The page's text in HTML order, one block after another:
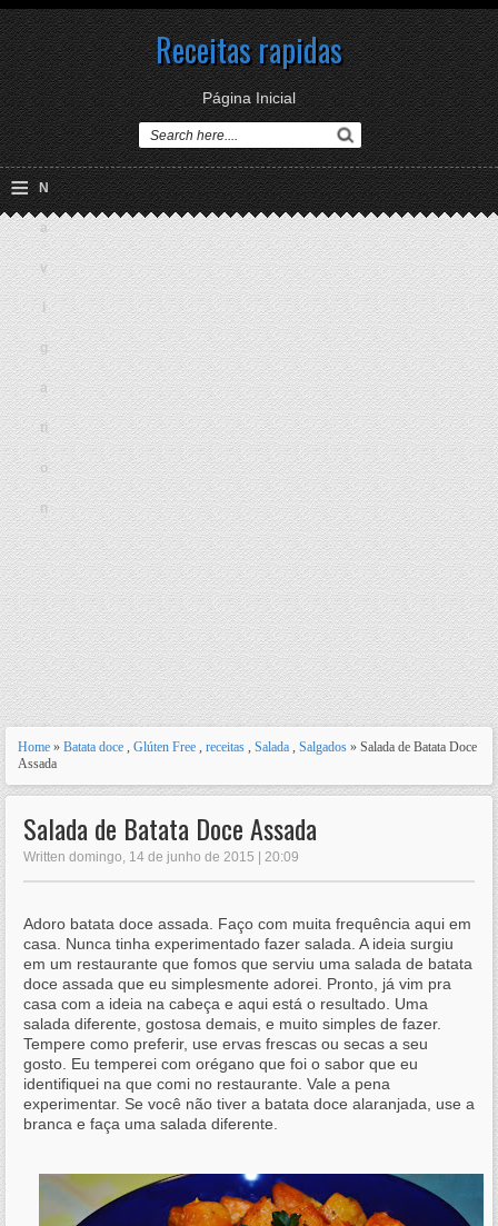
Receitas rapidas
Página Inicial
≡ N
a
v
i
g
a
ti
o
n
Home » Batata doce , Glúten Free , receitas , Salada , Salgados » Salada de Batata Doce
Assada
Salada de Batata Doce Assada
Written domingo, 14 de junho de 2015 | 20:09
Adoro batata doce assada. Faço com muita frequência aqui em
casa. Nunca tinha experimentado fazer salada. A ideia surgiu
em um restaurante que fomos que serviu uma salada de batata
doce assada que eu simplesmente adorei. Pronto, já vim pra
casa com a ideia na cabeça e aqui está o resultado. Uma
salada diferente, gostosa demais, e muito simples de fazer.
Tempere como preferir, use ervas frescas ou secas a seu
gosto. Eu temperei com orégano que foi o sabor que eu
identifiquei na que comi no restaurante. Vale a pena
experimentar. Se você não tiver a batata doce alaranjada, use a
branca e faça uma salada diferente.